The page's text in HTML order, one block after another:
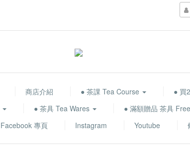
商店介紹 ● 茶課 Tea Course
● 買
● 茶具 Tea Wares
● 滿額贈品 茶具
Facebook 專頁 Instagram Youtube